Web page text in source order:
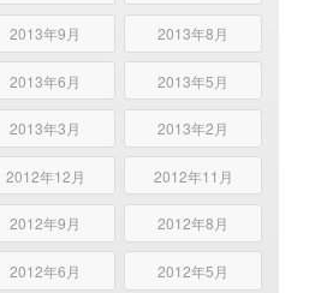
2013年9月 2013年8月
2013年6月 2013年5月
2013年3月 2013年2月
2012年12月 2012年11月
2012年9月 2012年8月
2012年6月 2012年5月